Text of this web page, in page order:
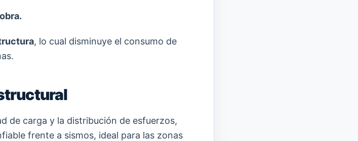
, lo cual disminuye el consumo de
de carga y la distribución de esfuerzos,
frente a sismos, ideal para las zonas